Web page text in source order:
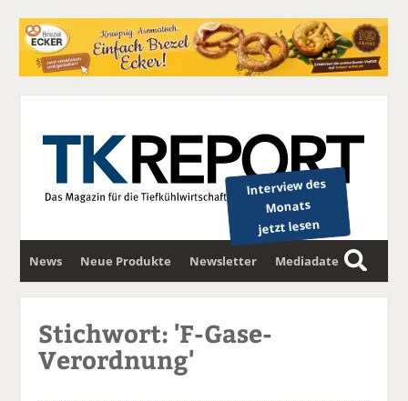
Interview des
Monats
jetzt lesen
News Neue Produkte Newsletter Mediadaten
S
u
Stichwort: 'F-Gase-
Verordnung'